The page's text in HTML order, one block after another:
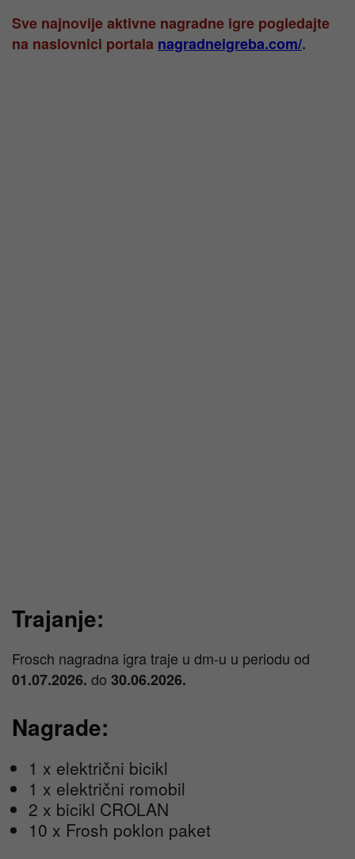
Sve najnovije aktivne nagradne igre pogledajte
na naslovnici portala nagradneigreba.com/.
Trajanje:
Frosch nagradna igra traje u dm-u u periodu od
01.07.2026. do 30.06.2026.
Nagrade:
1 x električni bicikl
1 x električni romobil
2 x bicikl CROLAN
10 x Frosh poklon paket